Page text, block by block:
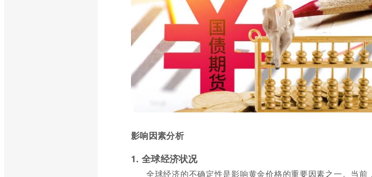
影响因素分析
1. 全球经济状况
全球经济的不确定性是影响黄金价格的重要因素之一。当